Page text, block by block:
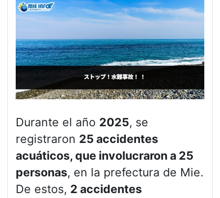
Durante el año 2025, se
registraron 25 accidentes
acuáticos, que involucraron a 25
personas, en la prefectura de Mie.
De estos, 2 accidentes